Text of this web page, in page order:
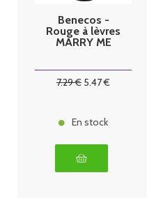
Benecos -
Rouge à lèvres
MARRY ME
7.29€ 5.47€
En stock